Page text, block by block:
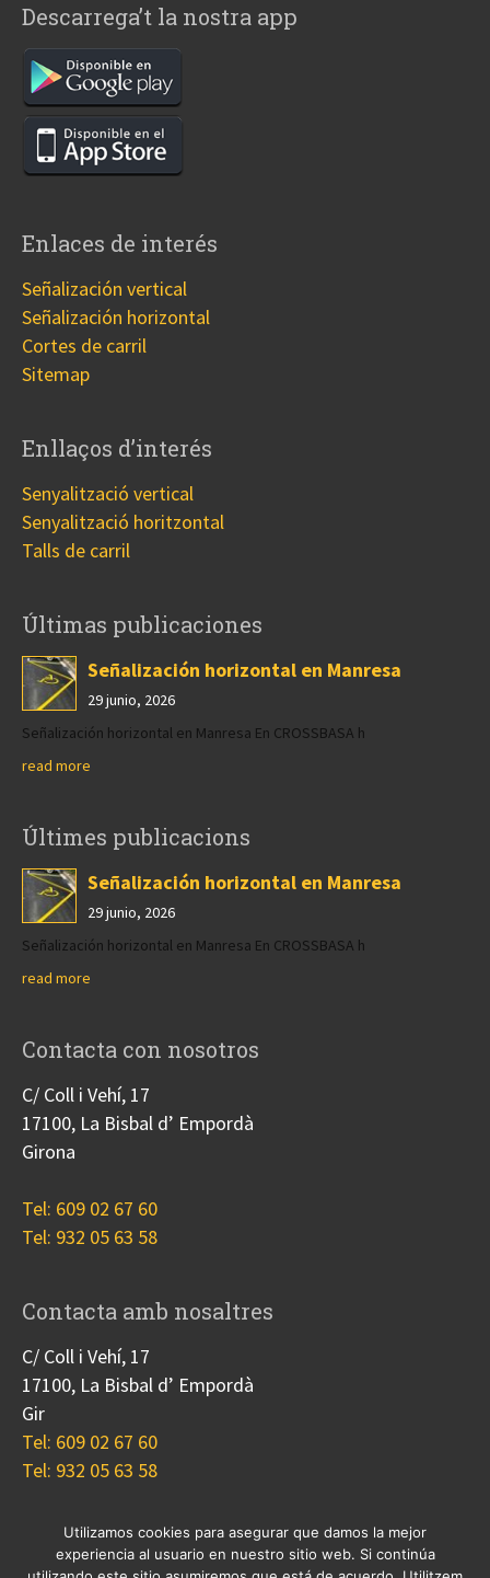
Descarrega’t la nostra app
Enlaces de interés
Señalización vertical
Señalización horizontal
Cortes de carril
Sitemap
Enllaços d’interés
Senyalització vertical
Senyalització horitzontal
Talls de carril
Últimas publicaciones
Señalización horizontal en Manresa
29 junio, 2026
Señalización horizontal en Manresa En CROSSBASA h
read more
Últimes publicacions
Señalización horizontal en Manresa
29 junio, 2026
Señalización horizontal en Manresa En CROSSBASA h
read more
Contacta con nosotros
C/ Coll i Vehí, 17
17100, La Bisbal d’ Empordà
Girona
Tel: 609 02 67 60
Tel: 932 05 63 58
Contacta amb nosaltres
C/ Coll i Vehí, 17
17100, La Bisbal d’ Empordà
Gir
Tel: 609 02 67 60
Tel: 932 05 63 58
Nosotros Proyectos Blog Contacto
Utilizamos cookies para asegurar que damos la mejor
experiencia al usuario en nuestro sitio web. Si continúa